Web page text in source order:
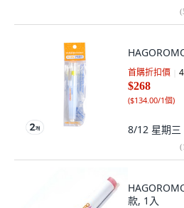
(
首購折扣價
$268
($134.00/1個)
8/12 星期三
(
款, 1入